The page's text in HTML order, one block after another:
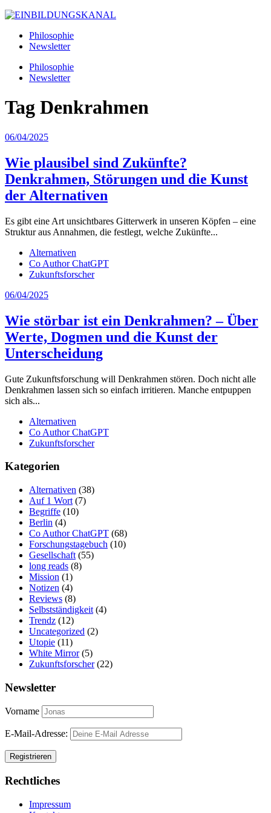
Philosophie
Newsletter
Philosophie
Newsletter
Tag Denkrahmen
06/04/2025
Wie plausibel sind Zukünfte?
Denkrahmen, Störungen und die Kunst
der Alternativen
Es gibt eine Art unsichtbares Gitterwerk in unseren Köpfen – eine
Struktur aus Annahmen, die festlegt, welche Zukünfte...
Alternativen
Co Author ChatGPT
Zukunftsforscher
06/04/2025
Wie störbar ist ein Denkrahmen? – Über
Werte, Dogmen und die Kunst der
Unterscheidung
Gute Zukunftsforschung will Denkrahmen stören. Doch nicht alle
Denkrahmen lassen sich so einfach irritieren. Manche entpuppen
sich als...
Alternativen
Co Author ChatGPT
Zukunftsforscher
Kategorien
Alternativen (38)
Auf 1 Wort (7)
Begriffe (10)
Berlin (4)
Co Author ChatGPT (68)
Forschungstagebuch (10)
Gesellschaft (55)
long reads (8)
Mission (1)
Notizen (4)
Reviews (8)
Selbstständigkeit (4)
Trendz (12)
Uncategorized (2)
Utopie (11)
White Mirror(5)
Zukunftsforscher(22)
Newsletter
Vorname
E-Mail-Adresse:
Rechtliches
Impressum